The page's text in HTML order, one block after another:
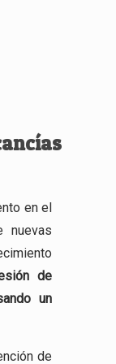
en el
nuevas
de
un
de